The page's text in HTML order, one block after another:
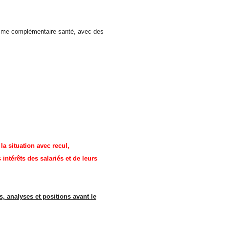
complémentaire santé, avec des
situation avec recul,
des salariés et de leurs
analyses et positions avant le